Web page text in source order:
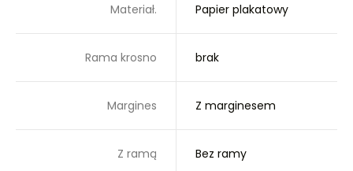
Materiał. Papier plakatowy
Rama krosno brak
Margines Z marginesem
Z ramą Bez ramy